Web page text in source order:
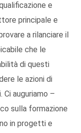
e
principale e
a rilanciare il
che le
di questi
le azioni di
auguriamo –
sulla formazione
in progetti e